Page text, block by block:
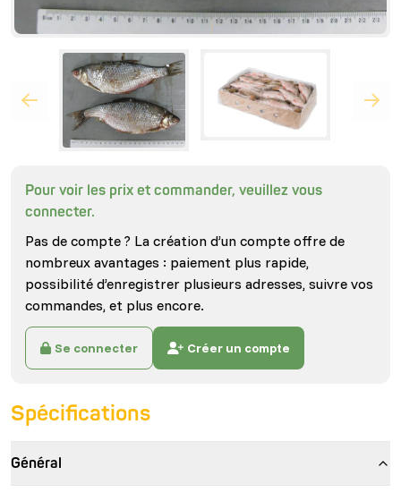
Pour voir les prix et commander, veuillez vous
connecter.
Pas de compte ? La création d’un compte offre de
nombreux avantages : paiement plus rapide,
possibilité d’enregistrer plusieurs adresses, suivre vos
commandes, et plus encore.
Se connecter Créer un compte
Spécifications
Général